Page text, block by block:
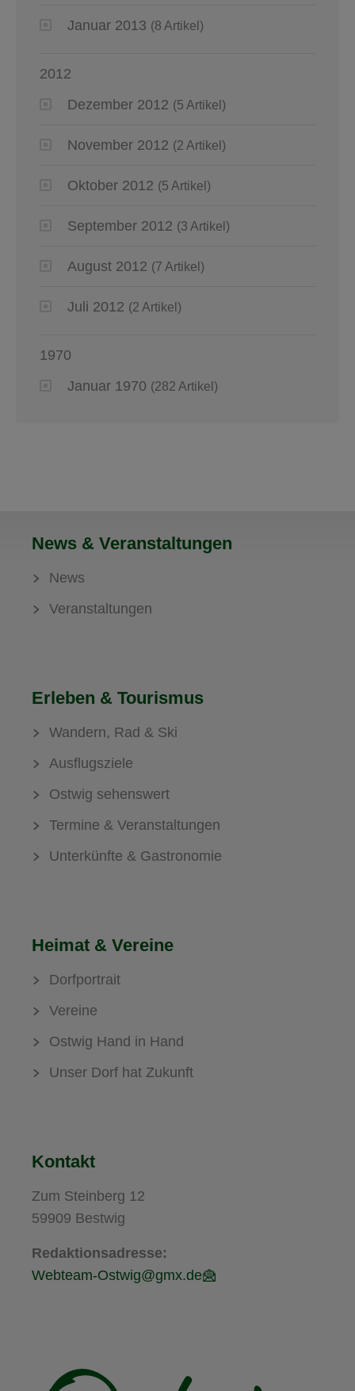
Januar 2013 (8 Artikel)
2012
Dezember 2012 (5 Artikel)
November 2012 (2 Artikel)
Oktober 2012 (5 Artikel)
September 2012 (3 Artikel)
August 2012 (7 Artikel)
Juli 2012 (2 Artikel)
1970
Januar 1970 (282 Artikel)
News & Veranstaltungen
News
Veranstaltungen
Erleben & Tourismus
Wandern, Rad & Ski
Ausflugsziele
Ostwig sehenswert
Termine & Veranstaltungen
Unterkünfte & Gastronomie
Heimat & Vereine
Dorfportrait
Vereine
Ostwig Hand in Hand
Unser Dorf hat Zukunft
Kontakt
Zum Steinberg 12
59909 Bestwig
Redaktionsadresse:
Webteam-Ostwig@gmx.de